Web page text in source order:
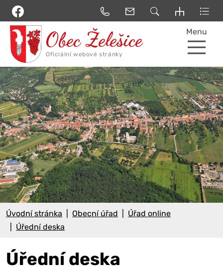
Menu
Úvodní stránka Obecní úřad
Úřad online
Úřední deska
Úřední deska